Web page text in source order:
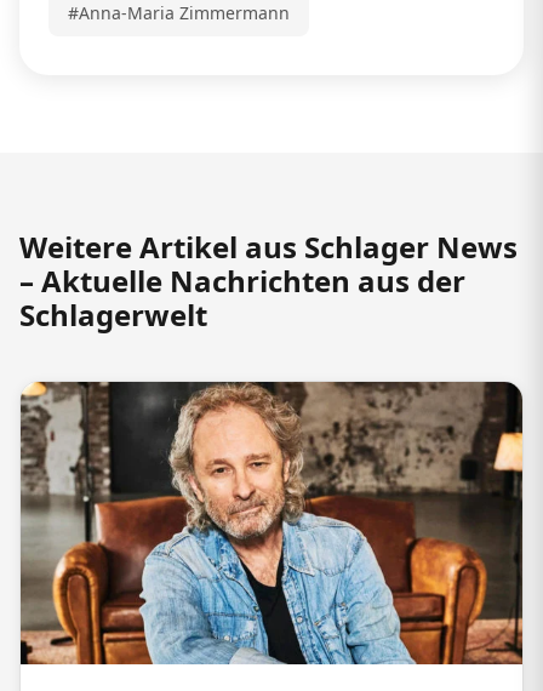
#Anna-Maria Zimmermann
Weitere Artikel aus Schlager News
– Aktuelle Nachrichten aus der
Schlagerwelt